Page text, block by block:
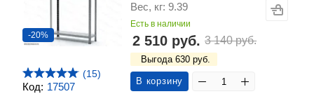
Код: 17507
-20%
(15)
Вес, кг: 9.39
Есть в наличии
2 510 руб. 3 140 руб.
Выгода 630 руб.
В корзину